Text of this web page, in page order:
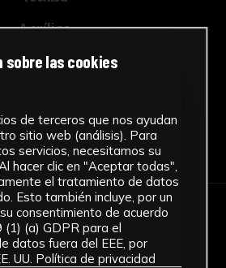
Acrílico
Descargar Ficha
IMÁGENES
sobre las cookies
de terceros que nos ayudan
sitio web (análisis). Para
servicios, necesitamos su
hacer clic en "Aceptar todas",
el tratamiento de datos
Esto también incluye, por un
consentimiento de acuerdo
(1) (a) GDPR para el
datos fuera del EEE, por
UU. Política de privacidad